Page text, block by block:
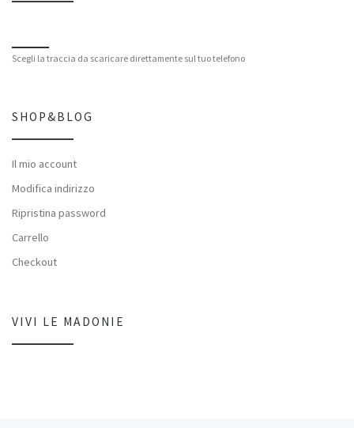
Scegli la traccia da scaricare direttamente sul tuo telefono
SHOP&BLOG
Il mio account
Modifica indirizzo
Ripristina password
Carrello
Checkout
VIVI LE MADONIE